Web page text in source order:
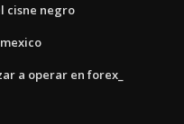
cisne negro
a operar en forex_